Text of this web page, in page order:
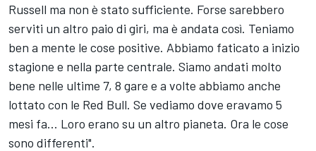
Russell ma non è stato sufficiente. Forse sarebbero
serviti un altro paio di giri, ma è andata così. Teniamo
ben a mente le cose positive. Abbiamo faticato a inizio
stagione e nella parte centrale. Siamo andati molto
bene nelle ultime 7, 8 gare e a volte abbiamo anche
lottato con le Red Bull. Se vediamo dove eravamo 5
mesi fa... Loro erano su un altro pianeta. Ora le cose
sono differenti".